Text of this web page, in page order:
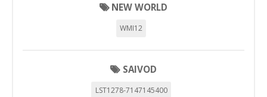
NEW WORLD
WMI12
SAIVOD
LST1278-7147145400